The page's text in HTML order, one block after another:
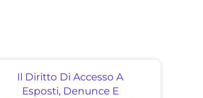
Il Diritto Di Accesso A
Esposti, Denunce E